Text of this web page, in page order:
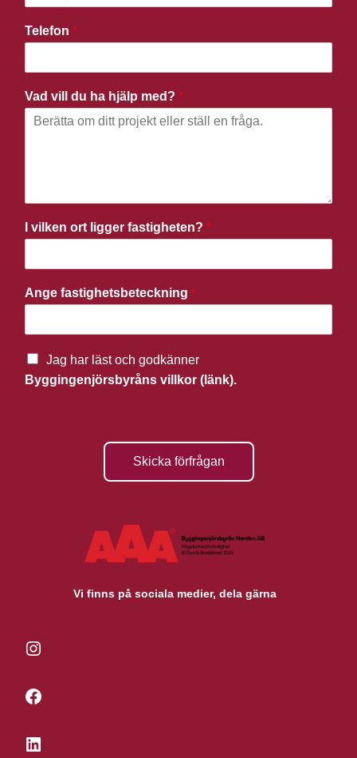
Telefon *
Vad vill du ha hjälp med? *
I vilken ort ligger fastigheten? *
Ange fastighetsbeteckning *
Jag har läst och godkänner
Byggingenjörsbyråns villkor (länk).
Skicka förfrågan
Vi finns på sociala medier, dela gärna
Instagram
Facebook
LinkedIn